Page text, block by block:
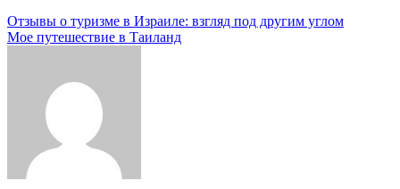
Навигация
по
Отзывы о туризме в Израиле: взгляд под другим углом
Мое путешествие в Таиланд